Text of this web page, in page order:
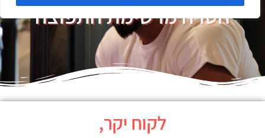
הסרה מרשימת התפוצה
לקוח יקר,